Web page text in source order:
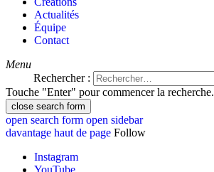
Actualités
Équipe
Contact
Menu
Rechercher :
Touche "Enter" pour commencer la recherche.
close search form
open search form open sidebar
davantage haut de page Follow
Instagram
YouTube